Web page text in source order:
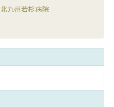
北九州若杉病院